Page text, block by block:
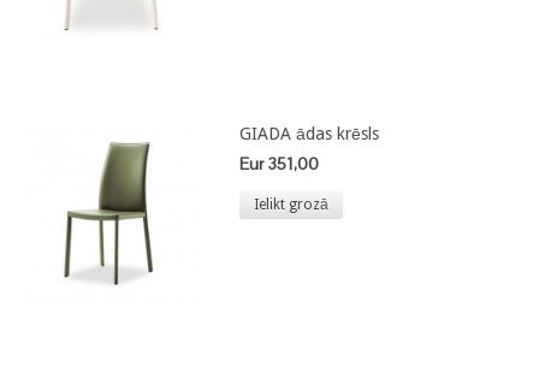
GIADA ādas krēsls
Eur 351,00
Ielikt grozā